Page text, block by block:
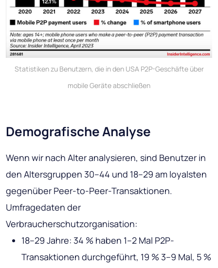
Statistiken zu Benutzern, die in den USA P2P-Geschäfte über
mobile Geräte abschließen
Demografische Analyse
Wenn wir nach Alter analysieren, sind Benutzer in
den Altersgruppen 30–44 und 18–29 am loyalsten
gegenüber Peer-to-Peer-Transaktionen.
Umfragedaten der
Verbraucherschutzorganisation:
18–29 Jahre: 34 % haben 1–2 Mal P2P-
Transaktionen durchgeführt, 19 % 3–9 Mal, 5 %